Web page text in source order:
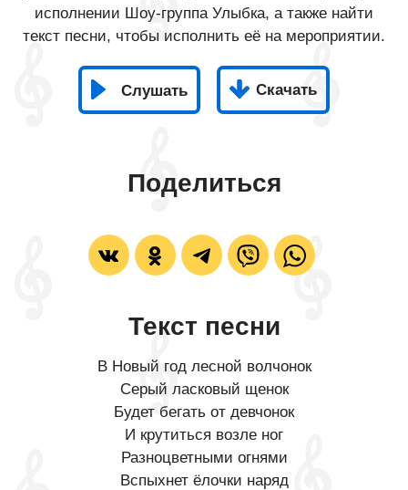
исполнении Шоу-группа Улыбка, а также найти
текст песни, чтобы исполнить её на мероприятии.
Слушать Скачать
Поделиться
Текст песни
В Новый год лесной волчонок
Серый ласковый щенок
Будет бегать от девчонок
И крутиться возле ног
Разноцветными огнями
Вспыхнет ёлочки наряд